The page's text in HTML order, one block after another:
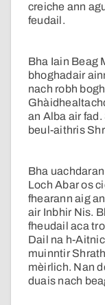
creiche ann
feudail.
Bha Iain Beag
bhoghadair
nach robh
an Alba air
beul-aithris
Bha
Loch Abar os
fhearann aig
air Inbhir Nis.
fheudail aca
Dail na h-
muinntir
mèirlich. Nan
duais nach